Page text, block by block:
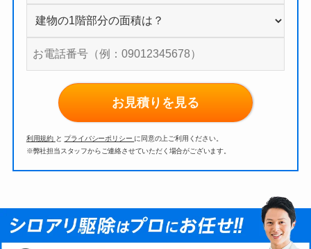
お見積りを見る
利用規約 と プライバシーポリシー に同意の上ご利用ください。
※弊社担当スタッフからご連絡させていただく場合がございます。